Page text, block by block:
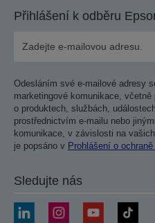
Přihlášení k odběru
Odesláním své e-mailové adresy
marketingové komunikace,
o produktech, službách,
prostřednictvím e-mailu nebo
komunikace, v závislosti na
je popsáno v Prohlášení o
Sledujte nás